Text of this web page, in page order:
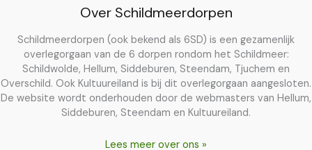
Over Schildmeerdorpen
Schildmeerdorpen (ook bekend als 6SD) is een gezamenlijk
overlegorgaan van de 6 dorpen rondom het Schildmeer:
Schildwolde, Hellum, Siddeburen, Steendam, Tjuchem en
Overschild. Ook Kultuureiland is bij dit overlegorgaan aangesloten.
De website wordt onderhouden door de webmasters van Hellum,
Siddeburen, Steendam en Kultuureiland.
Lees meer over ons »